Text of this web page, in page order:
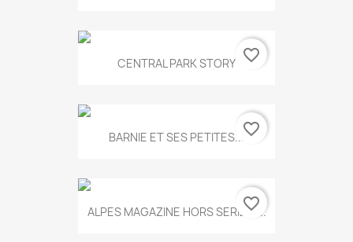
CENTRAL PARK STORY favorite_border
BARNIE ET SES PETITES...favorite_border
ALPES MAGAZINE HORS SERIE N...
favorite_border